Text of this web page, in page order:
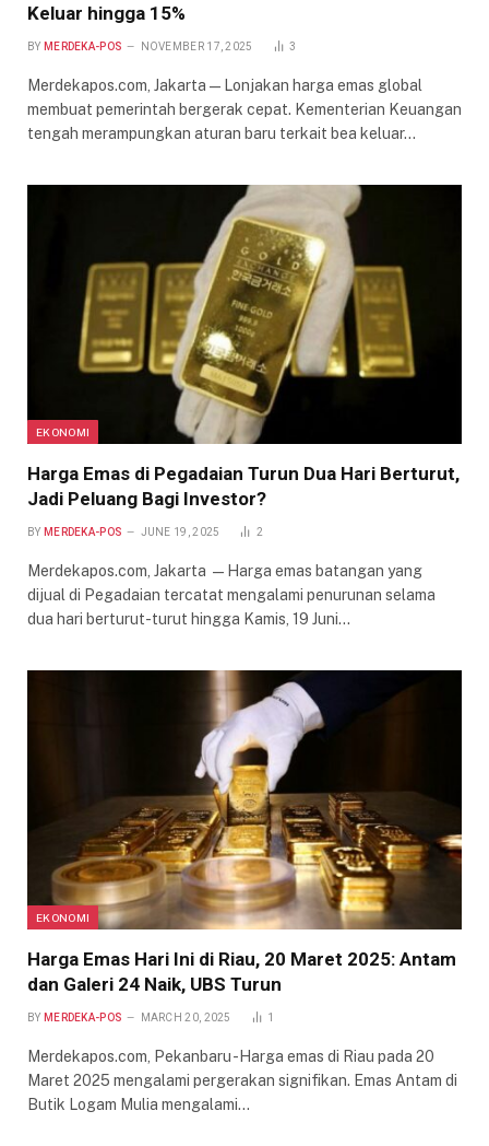
Keluar hingga 15%
BY MERDEKA-POS NOVEMBER 17, 2025 3
Merdekapos.com, Jakarta — Lonjakan harga emas global
membuat pemerintah bergerak cepat. Kementerian Keuangan
tengah merampungkan aturan baru terkait bea keluar…
EKONOMI
Harga Emas di Pegadaian Turun Dua Hari Berturut,
Jadi Peluang Bagi Investor?
BY MERDEKA-POS JUNE 19, 2025 2
Merdekapos.com, Jakarta —Harga emas batangan yang
dijual di Pegadaian tercatat mengalami penurunan selama
dua hari berturut-turut hingga Kamis, 19 Juni…
EKONOMI
Harga Emas Hari Ini di Riau, 20 Maret 2025: Antam
dan Galeri 24 Naik, UBS Turun
BY MERDEKA-POS MARCH 20, 2025 1
Merdekapos.com, Pekanbaru -Harga emas di Riau pada 20
Maret 2025 mengalami pergerakan signifikan. Emas Antam di
Butik Logam Mulia mengalami…